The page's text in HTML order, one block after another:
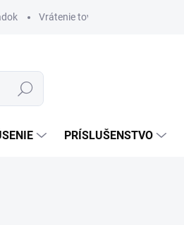
Vrátenie tovaru
Hľadať
PRÍSLUŠENSTVO